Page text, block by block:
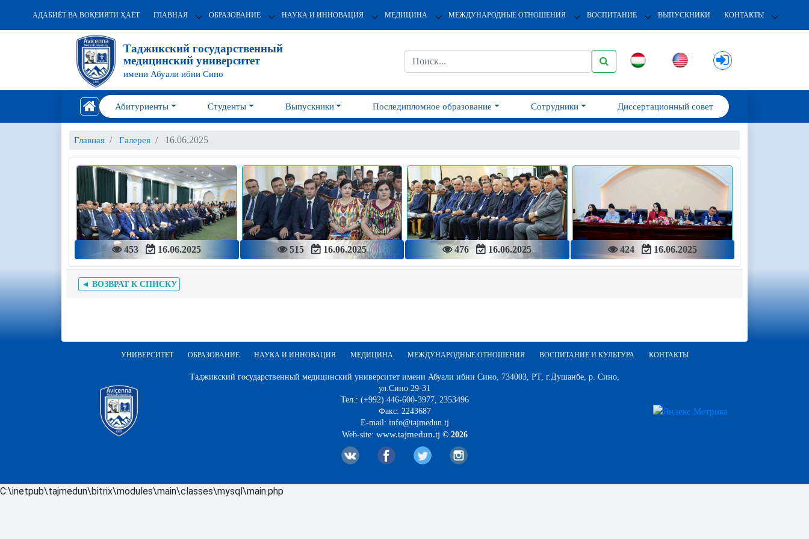
АДАБИЁТ ВА ВОҚЕИЯТИ ҲАЁТ ГЛАВНАЯ ОБРАЗОВАНИЕ НАУКА И ИННОВАЦИЯ МЕДИЦИНА МЕЖДУНАРОДНЫЕ ОТНОШЕНИЯ ВОСПИТАНИЕ ВЫПУСКНИКИ КОНТАКТЫ
Таджикский государственный
медицинский университет
имени Абуали ибни Сино
Абитуриенты Студенты Выпускники Последипломное образование Сотрудники Диссертационный совет
Главная Галерея 16.06.2025
453 16.06.2025 515 16.06.2025 476 16.06.2025 424 16.06.2025
◄ ВОЗВРАТ К СПИСКУ
УНИВЕРСИТЕТ ОБРАЗОВАНИЕ НАУКА И ИННОВАЦИЯ МЕДИЦИНА МЕЖДУНАРОДНЫЕ ОТНОШЕНИЯ ВОСПИТАНИЕ И КУЛЬТУРА КОНТАКТЫ
Таджикский государственный медицинский университет имени Абуали ибни Сино, 734003, РТ, г.Душанбе, р. Сино,
ул.Сино 29-31
Тел.: (+992) 446-600-3977, 2353496
Факс: 2243687
E-mail: info@tajmedun.tj
Web-site: www.tajmedun.tj © 2026
C:\inetpub\tajmedun\bitrix\modules\main\classes\mysql\main.php